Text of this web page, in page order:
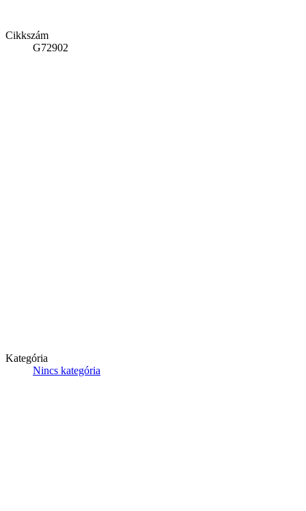
Cikkszám
G72902
Kategória
Nincs kategória